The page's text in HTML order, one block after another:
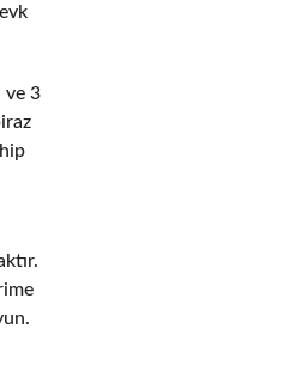
ve 3